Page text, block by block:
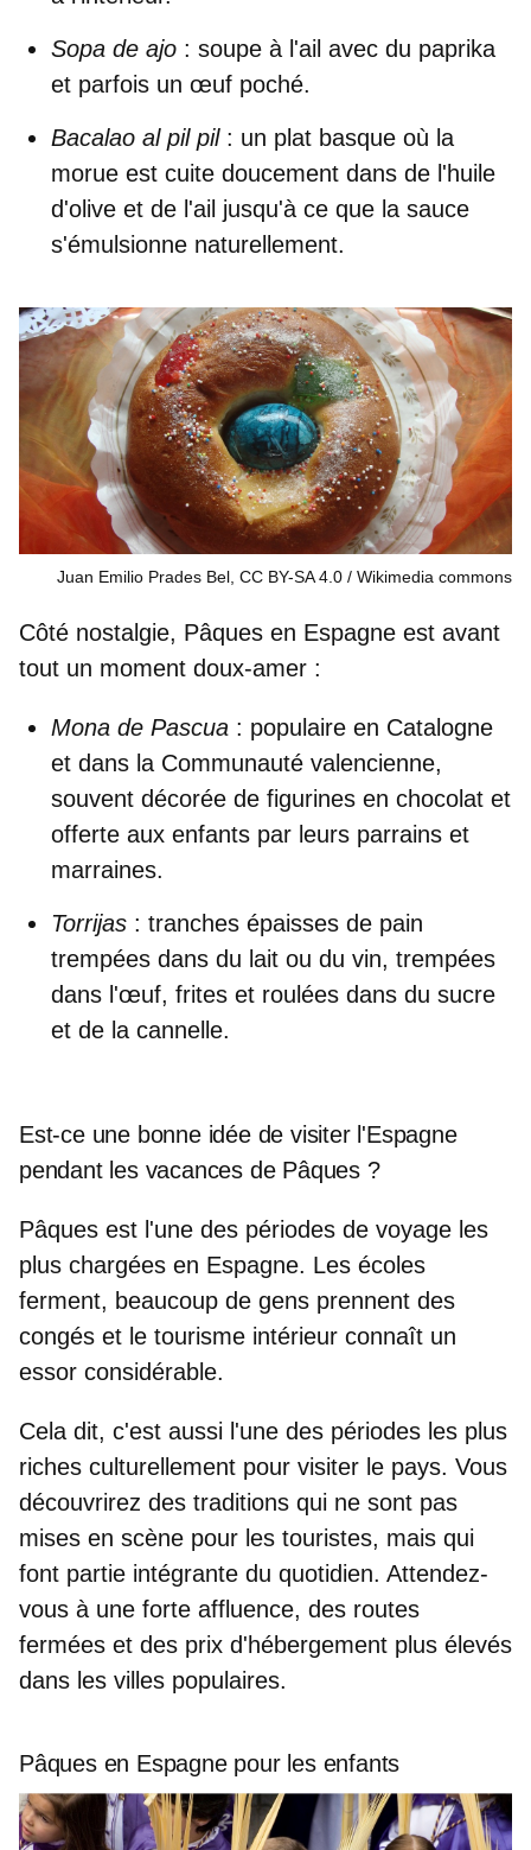
Sopa de ajo : soupe à l'ail avec du paprika
et parfois un œuf poché.
Bacalao al pil pil: un plat basque où la
morue est cuite doucement dans de l'huile
d'olive et de l'ail jusqu'à ce que la sauce
s'émulsionne naturellement.
Juan Emilio Prades Bel, CC BY-SA 4.0 Wikimedia commons
Côté nostalgie, Pâques en Espagne est avant
tout un moment doux-amer :
Mona de Pascua : populaire en Catalogne
et dans la Communauté valencienne,
souvent décorée de figurines en chocolat et
offerte aux enfants par leurs parrains et
marraines.
Torrijas : tranches épaisses de pain
trempées dans du lait ou du vin, trempées
dans l'œuf, frites et roulées dans du sucre
et de la cannelle.
Est-ce une bonne idée de visiter l'Espagne
pendant les vacances de Pâques ?
Pâques est l'une des périodes de voyage les
plus chargées en Espagne. Les écoles
ferment, beaucoup de gens prennent des
congés et le tourisme intérieur connaît un
essor considérable.
Cela dit, c'est aussi l'une des périodes les plus
riches culturellement pour visiter le pays. Vous
découvrirez des traditions qui ne sont pas
mises en scène pour les touristes, mais qui
font partie intégrante du quotidien. Attendez-
vous à une forte affluence, des routes
fermées et des prix d'hébergement plus élevés
dans les villes populaires.
Pâques en Espagne pour les enfants